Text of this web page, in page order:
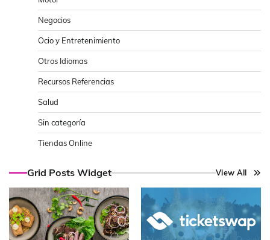
Negocios
Ocio y Entretenimiento
Otros Idiomas
Recursos Referencias
Salud
Sin categoría
Tiendas Online
Grid Posts Widget View All